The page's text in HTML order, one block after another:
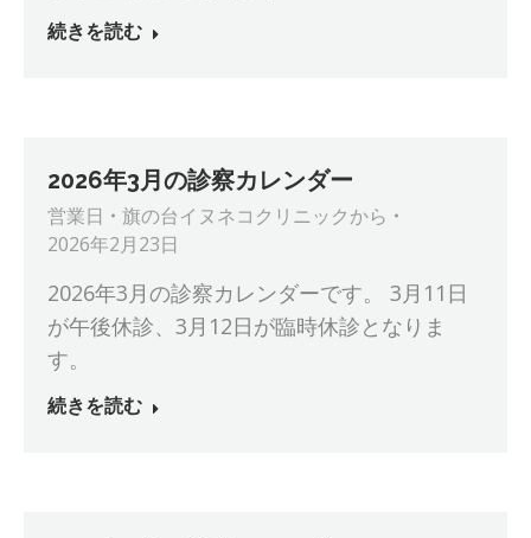
続きを読む
2026年3月の診察カレンダー
営業日 旗の台イヌネコクリニックから
2026年2月23日
2026年3月の診察カレンダーです。 3月11日
が午後休診、3月12日が臨時休診となりま
す。
続きを読む